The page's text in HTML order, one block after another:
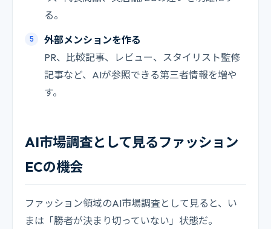
る。
外部メンションを作る
PR、比較記事、レビュー、スタイリスト監修
記事など、AIが参照できる第三者情報を増や
す。
AI市場調査として見るファッション
ECの機会
ファッション領域のAI市場調査として見ると、い
まは「勝者が決まり切っていない」状態だ。